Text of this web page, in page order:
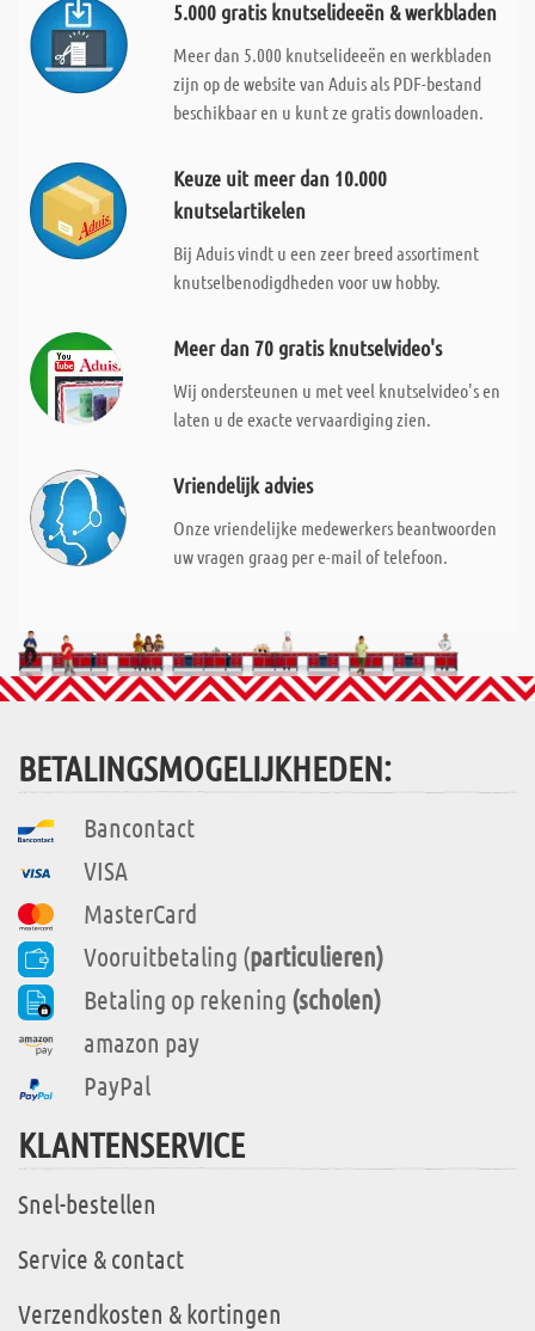
5.000 gratis knutselideeën & werkbladen
Meer dan 5.000 knutselideeën en werkbladen
zijn op de website van Aduis als PDF-bestand
beschikbaar en u kunt ze gratis downloaden.
Keuze uit meer dan 10.000
knutselartikelen
Bij Aduis vindt u een zeer breed assortiment
knutselbenodigdheden voor uw hobby.
Meer dan 70 gratis knutselvideo's
Wij ondersteunen u met veel knutselvideo's en
laten u de exacte vervaardiging zien.
Vriendelijk advies
Onze vriendelijke medewerkers beantwoorden
uw vragen graag per e-mail of telefoon.
BETALINGSMOGELIJKHEDEN:
Bancontact
VISA
MasterCard
Vooruitbetaling (particulieren)
Betaling op rekening (scholen)
amazon pay
PayPal
KLANTENSERVICE
Snel-bestellen
Service & contact
Verzendkosten & kortingen